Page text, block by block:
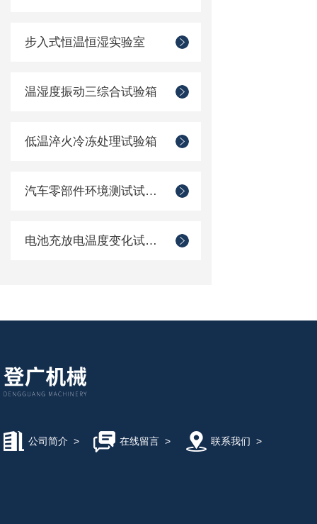
步入式恒温恒湿实验室
温湿度振动三综合试验箱
低温淬火冷冻处理试验箱
汽车零部件环境测试试验箱
电池充放电温度变化试验箱
公司简介 > 在线留言> 联系我们 >